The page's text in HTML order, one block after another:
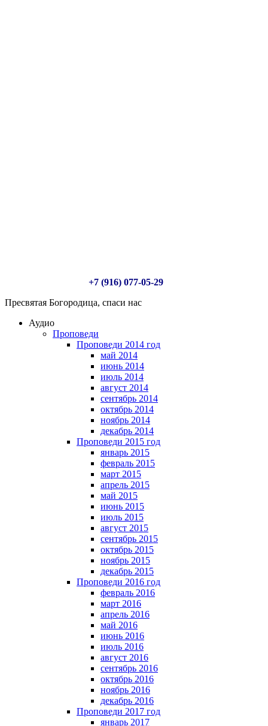
+7 (916) 077-05-29
Пресвятая Богородица, спаси нас
Аудио
Проповеди
Проповеди 2014 год
май 2014
июнь 2014
июль 2014
август 2014
сентябрь 2014
октябрь 2014
ноябрь 2014
декабрь 2014
Проповеди 2015 год
январь 2015
февраль 2015
март 2015
апрель 2015
май 2015
июнь 2015
июль 2015
август 2015
сентябрь 2015
октябрь 2015
ноябрь 2015
декабрь 2015
Проповеди 2016 год
февраль 2016
март 2016
апрель 2016
май 2016
июнь 2016
июль 2016
август 2016
сентябрь 2016
октябрь 2016
ноябрь 2016
декабрь 2016
Проповеди 2017 год
январь 2017